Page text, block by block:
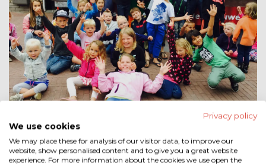
Privacy policy
We use cookies
We may place these for analysis of our visitor data, to improve our
website, show personalised content and to give you a great website
experience. For more information about the cookies we use open the